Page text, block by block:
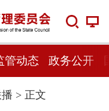
管动态 政务公开
> 正文